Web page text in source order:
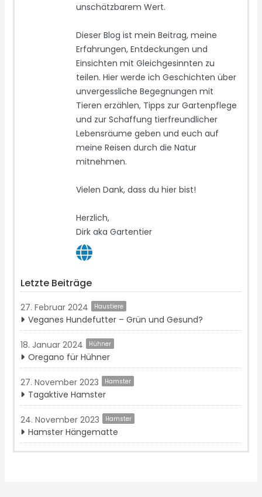
unschätzbarem Wert.
Dieser Blog ist mein Beitrag, meine
Erfahrungen, Entdeckungen und
Einsichten mit Gleichgesinnten zu
teilen. Hier werde ich Geschichten über
unvergessliche Begegnungen mit
Tieren erzählen, Tipps zur Gartenpflege
und zur Schaffung tierfreundlicher
Lebensräume geben und euch auf
meine Reisen durch die Natur
mitnehmen.
Vielen Dank, dass du hier bist!
Herzlich,
Dirk aka Gartentier
Letzte Beiträge
27. Februar 2024 Haustiere
Veganes Hundefutter – Grün und Gesund?
18. Januar 2024 Hühner
Oregano für Hühner
27. November 2023 Hamster
Tagaktive Hamster
24. November 2023 Hamster
Hamster Hängematte